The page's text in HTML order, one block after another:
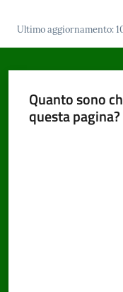
Ultimo aggiornamento:
Quanto sono
questa pagina?